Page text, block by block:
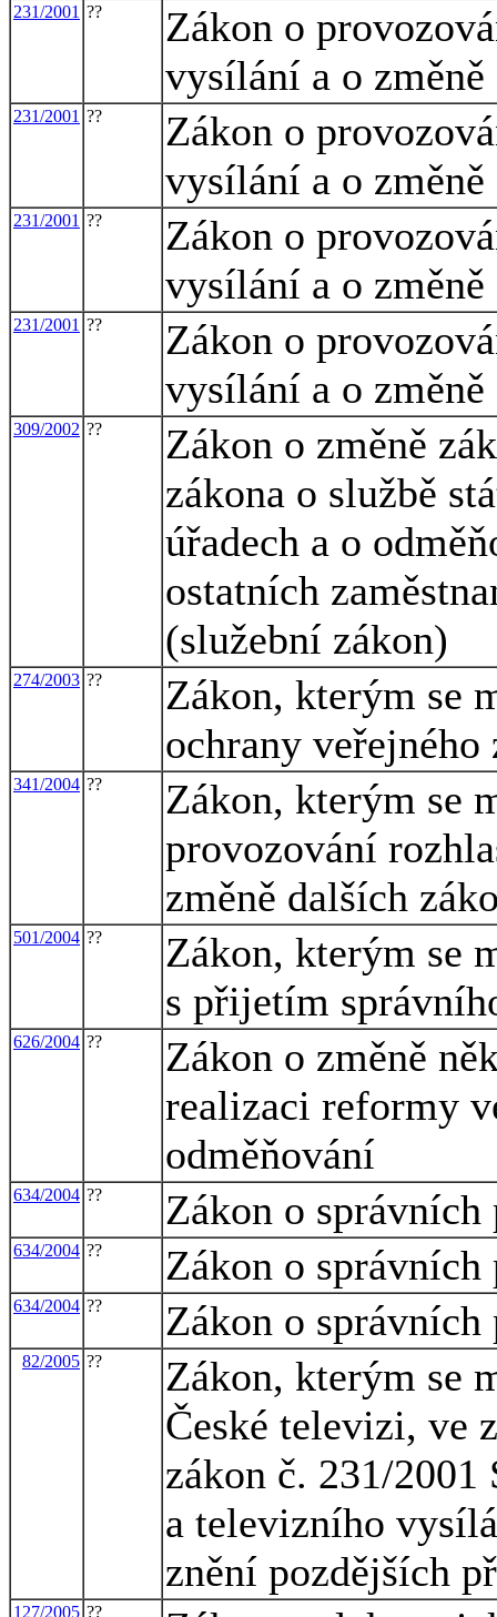
231/2001 ??
Zákon o
vysílání a o
231/2001 ??
Zákon o
vysílání a o
231/2001 ??
Zákon o
vysílání a o
231/2001 ??
Zákon o
vysílání a o
309/2002 ??
Zákon o změně
zákona o službě
úřadech a o
ostatních
(služební zákon)
274/2003 ??
Zákon, kterým se
ochrany veřejného
341/2004 ??
Zákon, kterým se
provozování
změně dalších
501/2004 ??
Zákon, kterým se
s přijetím
626/2004 ??
Zákon o změně
realizaci reformy
odměňování
634/2004 ?? Zákon o
634/2004 ?? Zákon o
634/2004 ?? Zákon o
82/2005 ??
Zákon, kterým se
České televizi, ve
zákon č. 231/2001
a televizního
znění pozdějších
127/2005 ??